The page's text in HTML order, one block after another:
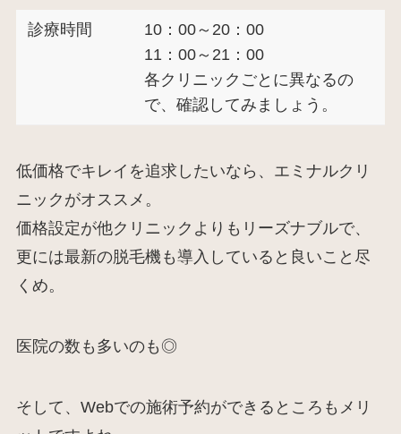
診療時間
10：00～20：00
11：00～21：00
各クリニックごとに異なるの
で、確認してみましょう。
低価格でキレイを追求したいなら、エミナルクリ
ニックがオススメ。
価格設定が他クリニックよりもリーズナブルで、
更には最新の脱毛機も導入していると良いこと尽
くめ。
医院の数も多いのも◎
そして、Webでの施術予約ができるところもメリ